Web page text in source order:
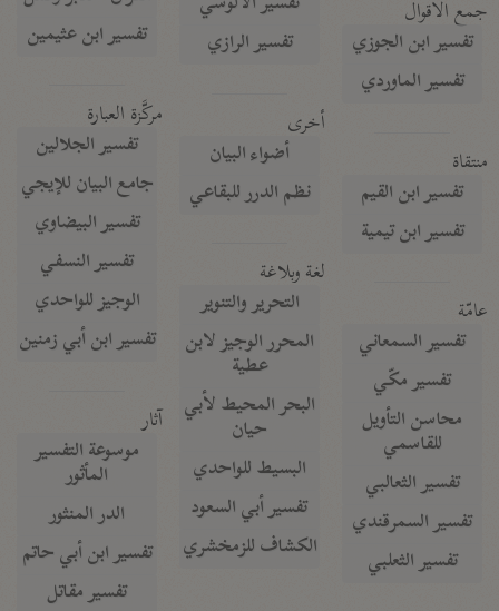
جمع الأقوال
تفسير ابن الجوزي
تفسير الماوردي
منتقاة
تفسير ابن القيم
تفسير ابن تيمية
عامّة
تفسير السمعاني
تفسير مكّي
محاسن التأويل
للقاسمي
تفسير الثعالبي
تفسير السمرقندي
تفسير الثعلبي
تفسير الرازي
أخرى
أضواء البيان
نظم الدرر للبقاعي
لغة وبلاغة
التحرير والتنوير
المحرر الوجيز لابن
عطية
البحر المحيط لأبي
حيان
البسيط للواحدي
تفسير أبي السعود
الكشاف للزمخشري
تفسير ابن عثيمين
مركَّزة العبارة
تفسير الجلالين
جامع البيان للإيجي
تفسير البيضاوي
تفسير النسفي
الوجيز للواحدي
تفسير ابن أبي زمنين
آثار
موسوعة التفسير
المأثور
الدر المنثور
تفسير ابن أبي حاتم
تفسير مقاتل